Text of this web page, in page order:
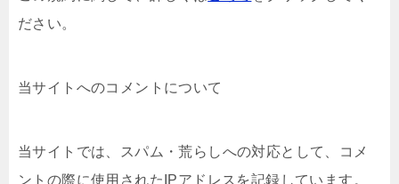
ださい。
当サイトへのコメントについて
当サイトでは、スパム・荒らしへの対応として、コメ
ントの際に使用されたIPアドレスを記録しています。